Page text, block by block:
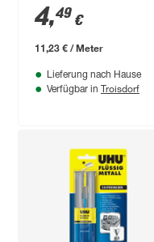
10 Streifen je 20 x 40
mm
4,49 €
11,23 € / Meter
Lieferung nach Hause
Verfügbar in Troisdorf